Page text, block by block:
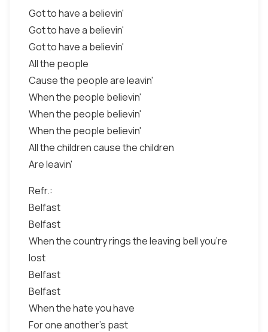
Got to have a believin'
Got to have a believin'
Got to have a believin'
All the people
Cause the people are leavin'
When the people believin'
When the people believin'
When the people believin'
All the children cause the children
Are leavin'
Refr.:
Belfast
Belfast
When the country rings the leaving bell you're
lost
Belfast
Belfast
When the hate you have
For one another's past